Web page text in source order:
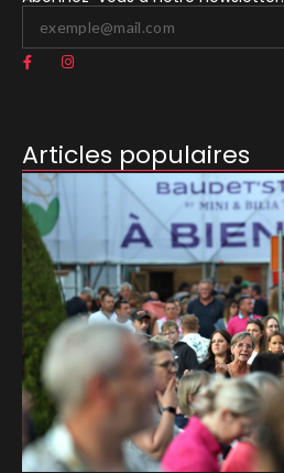
Articles populaires